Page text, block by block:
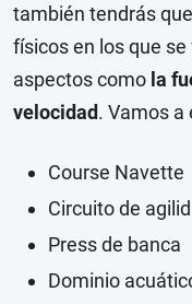
también tendrás
físicos en los que
aspectos como la
velocidad. Vamos a
Course Navette
Circuito de
Press de banca
Dominio